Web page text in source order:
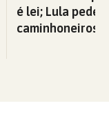
é lei; Lula pede
caminhoneiros